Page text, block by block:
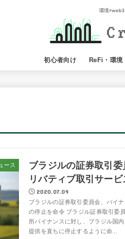
環境
初心者向け ReFi・環境
ース
ブラジルの証券取引
リバティブ取引サー
2020.07.09
ブラジルの証券取引委員会、バイ
の停止を命令 ブラジル証券取引委
所バイナンスに対し、ブラジル国
提供を直ちに停止するように命...